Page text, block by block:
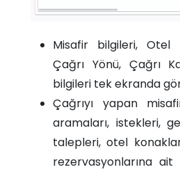
Misafir bilgileri, Otel
Çağrı Yönü, Çağrı
bilgileri tek ekranda
Çağrıyı yapan
aramaları, istekleri,
talepleri, otel
rezervasyonlarına ait